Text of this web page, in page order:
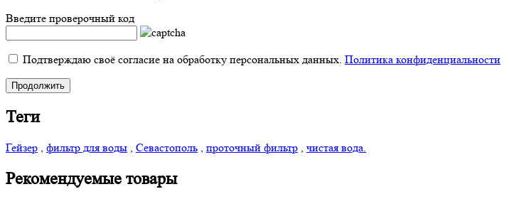
Введите проверочный код
Подтверждаю своё согласие на обработку персональных данных. Политика конфиденциальности
Продолжить
Теги
Гейзер , фильтр для воды , Севастополь , проточный фильтр , чистая вода.
Рекомендуемые товары